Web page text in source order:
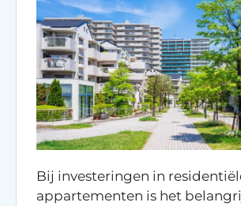
Bij investeringen in
appartementen is het